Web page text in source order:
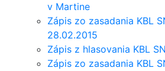
v Martine
Zápis zo zasadania KBL
28.02.2015
Zápis z hlasovania KBL
Zápis zo zasadania KBL